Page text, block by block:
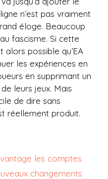
n’est pas vraiment
éloge. Beaucoup
fascisme. Si cette
alors possible qu’EA
les expériences en
en supprimant un
leurs jeux. Mais
de dire sans
réellement produit.
les comptes
changements